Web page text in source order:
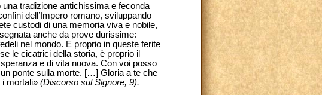
tradizione antichissima e feconda
dell’Impero romano, sviluppando
custodi di una memoria viva e nobile,
anche da prove durissime:
nel mondo. E proprio in queste ferite
le cicatrici della storia, è proprio il
e di vita nuova. Con voi posso
ponte sulla morte. […] Gloria a te che
i mortali» (Discorso sul Signore, 9).